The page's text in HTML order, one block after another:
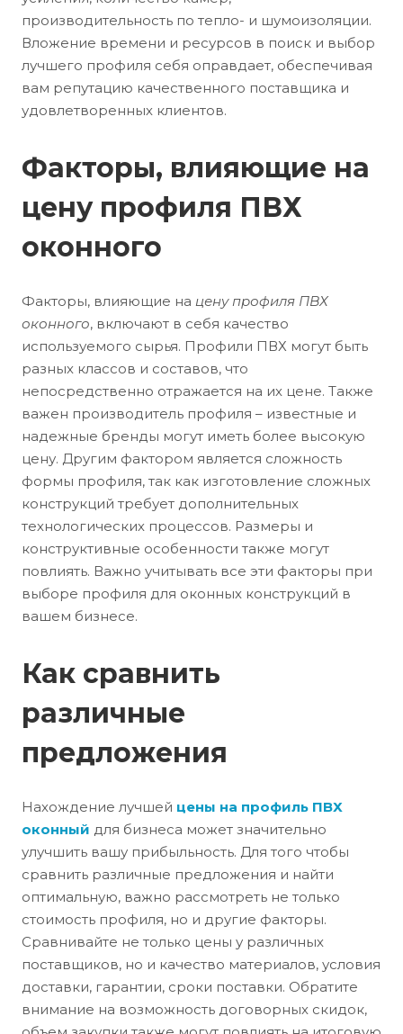
производительность по тепло- и шумоизоляции.
Вложение времени и ресурсов в поиск и выбор
лучшего профиля себя оправдает, обеспечивая
вам репутацию качественного поставщика и
удовлетворенных клиентов.
Факторы, влияющие на
цену профиля ПВХ
оконного
Факторы, влияющие на цену профиля ПВХ
оконного, включают в себя качество
используемого сырья. Профили ПВХ могут быть
разных классов и составов, что
непосредственно отражается на их цене. Также
важен производитель профиля – известные и
надежные бренды могут иметь более высокую
цену. Другим фактором является сложность
формы профиля, так как изготовление сложных
конструкций требует дополнительных
технологических процессов. Размеры и
конструктивные особенности также могут
повлиять. Важно учитывать все эти факторы при
выборе профиля для оконных конструкций в
вашем бизнесе.
Как сравнить
различные
предложения
Нахождение лучшей цены на профиль ПВХ
оконный для бизнеса может значительно
улучшить вашу прибыльность. Для того чтобы
сравнить различные предложения и найти
оптимальную, важно рассмотреть не только
стоимость профиля, но и другие факторы.
Сравнивайте не только цены у различных
поставщиков, но и качество материалов, условия
доставки, гарантии, сроки поставки. Обратите
внимание на возможность договорных скидок,